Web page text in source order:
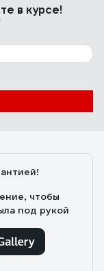
в курсе!
чтобы
под рукой